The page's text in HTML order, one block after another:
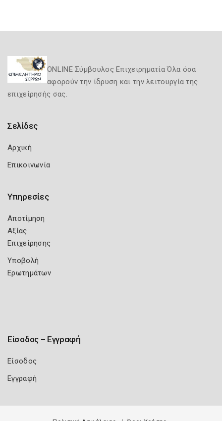
ONLINE Σύμβουλος Επιχειρηματία Όλα όσα
αφορούν την ίδρυση και την λειτουργία της
επιχείρησής σας.
Σελίδες
Αρχική
Επικοινωνία
Υπηρεσίες
Αποτίμηση
Αξίας
Επιχείρησης
Υποβολή
Ερωτημάτων
Είσοδος – Εγγραφή
Είσοδος
Εγγραφή